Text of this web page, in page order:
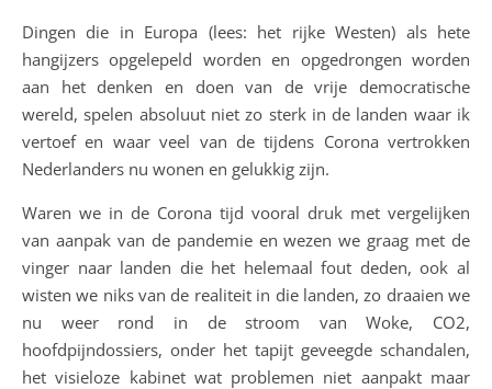
Dingen die in Europa (lees: het rijke Westen) als hete
hangijzers opgelepeld worden en opgedrongen worden
aan het denken en doen van de vrije democratische
wereld, spelen absoluut niet zo sterk in de landen waar ik
vertoef en waar veel van de tijdens Corona vertrokken
Nederlanders nu wonen en gelukkig zijn.
Waren we in de Corona tijd vooral druk met vergelijken
van aanpak van de pandemie en wezen we graag met de
vinger naar landen die het helemaal fout deden, ook al
wisten we niks van de realiteit in die landen, zo draaien we
nu weer rond in de stroom van Woke, CO2,
hoofdpijndossiers, onder het tapijt geveegde schandalen,
het visieloze kabinet wat problemen niet aanpakt maar